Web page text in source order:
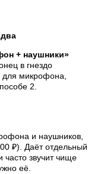
+ наушники»
в гнездо
для микрофона,
2.
и наушников,
₽). Даёт отдельный
звучит чище
её.